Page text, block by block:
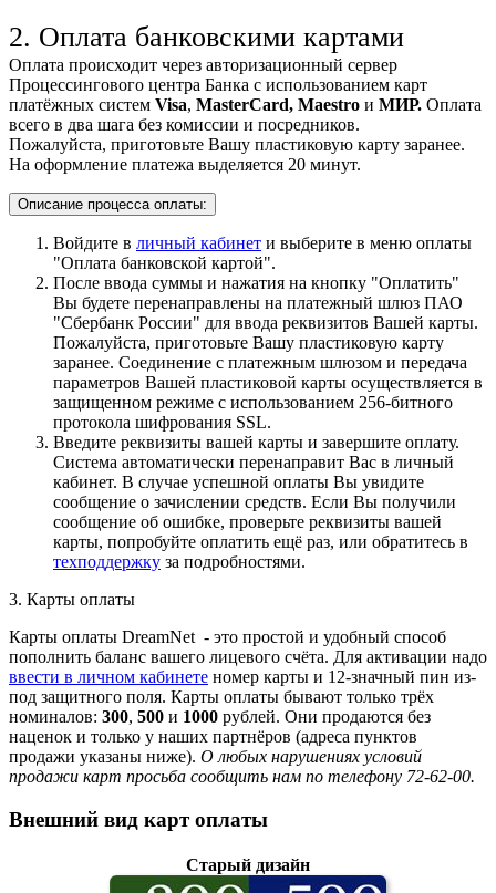
2. Оплата банковскими картами
Оплата происходит через авторизационный сервер
Процессингового центра Банка с использованием карт
платёжных систем Visa, MasterCard, Maestro и МИР. Оплата
всего в два шага без комиссии и посредников.
Пожалуйста, приготовьте Вашу пластиковую карту заранее.
На оформление платежа выделяется 20 минут.
Описание процесса оплаты:
Войдите в личный кабинет и выберите в меню оплаты
"Оплата банковской картой".
После ввода суммы и нажатия на кнопку "Оплатить"
Вы будете перенаправлены на платежный шлюз ПАО
"Сбербанк России" для ввода реквизитов Вашей карты.
Пожалуйста, приготовьте Вашу пластиковую карту
заранее. Соединение с платежным шлюзом и передача
параметров Вашей пластиковой карты осуществляется в
защищенном режиме с использованием 256-битного
протокола шифрования SSL.
Введите реквизиты вашей карты и завершите оплату.
Система автоматически перенаправит Вас в личный
кабинет. В случае успешной оплаты Вы увидите
сообщение о зачислении средств. Если Вы получили
сообщение об ошибке, проверьте реквизиты вашей
карты, попробуйте оплатить ещё раз, или обратитесь в
техподдержку за подробностями.
3. Карты оплаты
Карты оплаты DreamNet - это простой и удобный способ
пополнить баланс вашего лицевого счёта. Для активации надо
ввести в личном кабинете номер карты и 12-значный пин из-
под защитного поля. Карты оплаты бывают только трёх
номиналов: 300, 500 и 1000 рублей. Они продаются без
наценок и только у наших партнёров (адреса пунктов
продажи указаны ниже). О любых нарушениях условий
продажи карт просьба сообщить нам по телефону 72-62-00.
Внешний вид карт оплаты
Старый дизайн